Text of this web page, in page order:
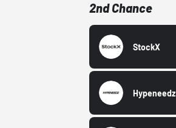
2nd Chance
StockX
Hypeneedz